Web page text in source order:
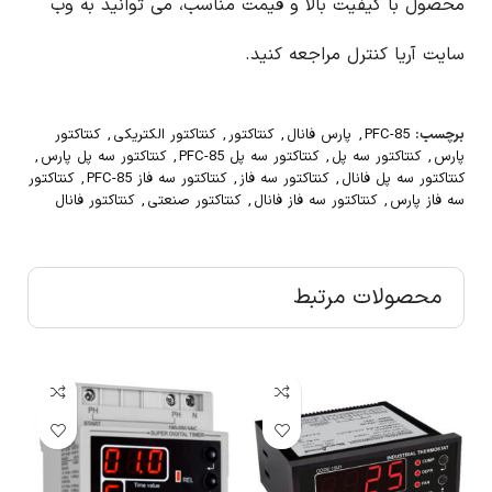
محصول با کیفیت بالا و قیمت مناسب، می توانید به وب
سایت آریا کنترل مراجعه کنید.
برچسب: PFC-85
, پارس فانال , کنتاکتور, کنتاکتور الکتریکی , کنتاکتور
پارس , کنتاکتور سه پل , کنتاکتور سه پل PFC-85 , کنتاکتور سه پل پارس ,
کنتاکتور سه پل فانال , کنتاکتور سه فاز, کنتاکتور سه فاز PFC-85 , کنتاکتور
سه فاز پارس , کنتاکتور سه فاز فانال , کنتاکتور صنعتی , کنتاکتور فانال
محصولات مرتبط